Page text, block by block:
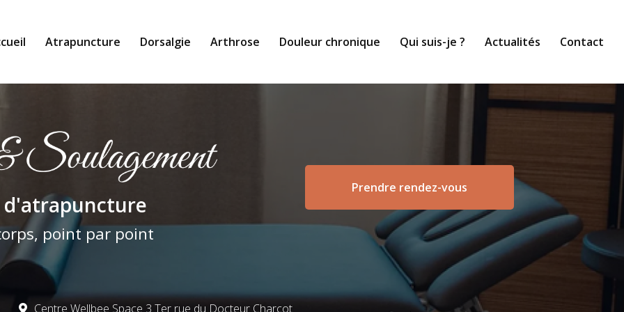
Atrapuncture Dorsalgie Arthrose Douleur chronique Qui suis-je ? Actualités Contact
d'atrapuncture
point par point
Prendre rendez-vous
Centre Wellbee Space 3 Ter rue du Docteur Charcot